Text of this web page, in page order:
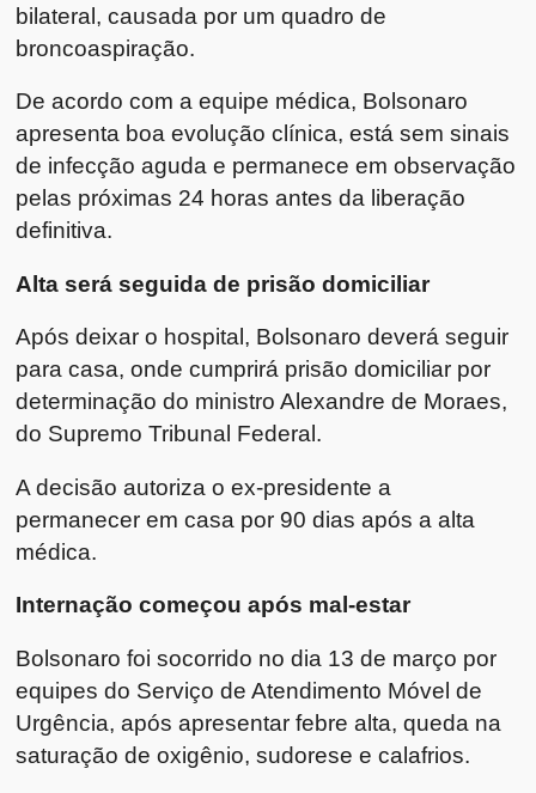
bilateral, causada por um quadro de
broncoaspiração.
De acordo com a equipe médica, Bolsonaro
apresenta boa evolução clínica, está sem sinais
de infecção aguda e permanece em observação
pelas próximas 24 horas antes da liberação
definitiva.
Alta será seguida de prisão domiciliar
Após deixar o hospital, Bolsonaro deverá seguir
para casa, onde cumprirá prisão domiciliar por
determinação do ministro Alexandre de Moraes,
do Supremo Tribunal Federal.
A decisão autoriza o ex-presidente a
permanecer em casa por 90 dias após a alta
médica.
Internação começou após mal-estar
Bolsonaro foi socorrido no dia 13 de março por
equipes do Serviço de Atendimento Móvel de
Urgência, após apresentar febre alta, queda na
saturação de oxigênio, sudorese e calafrios.